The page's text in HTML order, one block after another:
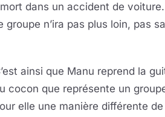
dans un accident de
groupe n’ira pas plus loin, pas
ainsi que Manu reprend la
cocon que représente un
elle une manière différente